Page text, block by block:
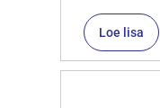
Loe lisa